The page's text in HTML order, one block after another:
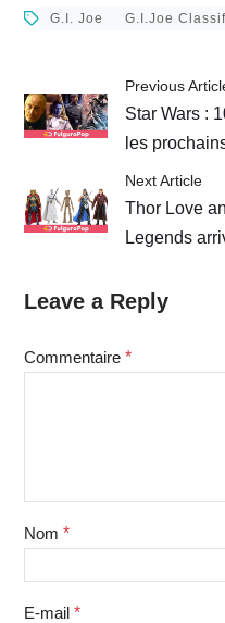
G.I. Joe G.I.Joe
Previous
Star Wars :
les
Next Article
Thor Love
Legends
Leave a Reply
Commentaire *
Nom *
E-mail *